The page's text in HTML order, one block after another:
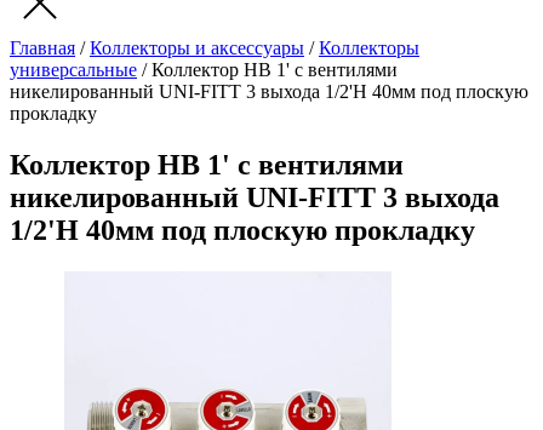
Главная /Коллекторы и аксессуары /Коллекторы
универсальные /Коллектор НВ 1' с вентилями
никелированный UNI-FITT 3 выхода 1/2'Н 40мм под плоскую
прокладку
Коллектор НВ 1' с вентилями
никелированный UNI-FITT 3 выхода
1/2'Н 40мм под плоскую прокладку